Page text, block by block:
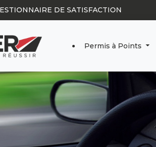
cookies DE SATISFACTION
Permis à Points